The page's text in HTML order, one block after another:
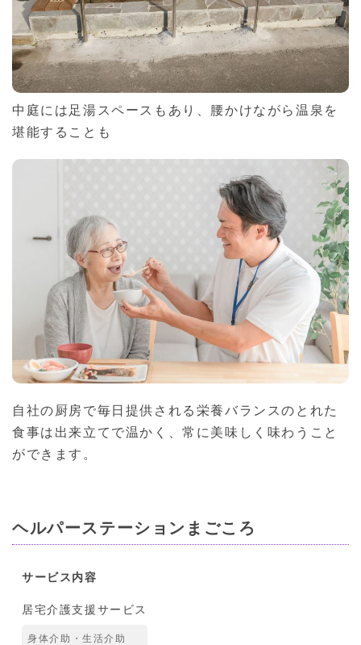
中庭には足湯スペースもあり、腰かけながら温泉を
堪能することも
自社の厨房で毎日提供される栄養バランスのとれた
食事は出来立てで温かく、常に美味しく味わうこと
ができます。
ヘルパーステーションまごころ
サービス内容
居宅介護支援サービス
身体介助・生活介助